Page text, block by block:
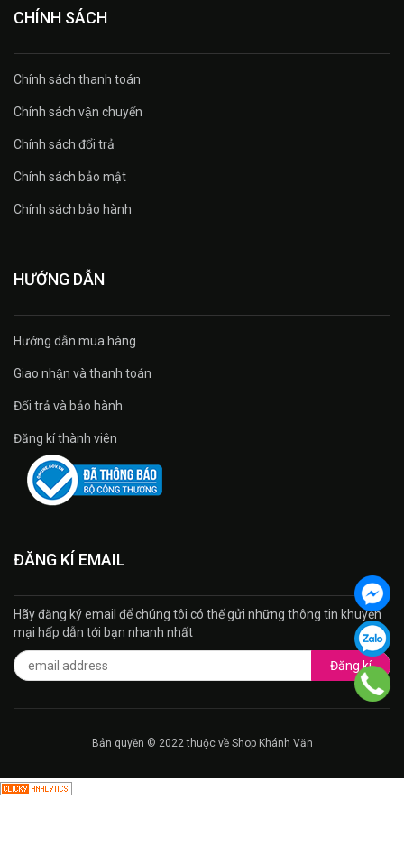
CHÍNH SÁCH
Chính sách thanh toán
Chính sách vận chuyển
Chính sách đổi trả
Chính sách bảo mật
Chính sách bảo hành
HƯỚNG DẪN
Hướng dẫn mua hàng
Giao nhận và thanh toán
Đổi trả và bảo hành
Đăng kí thành viên
ĐĂNG KÍ EMAIL
Hãy đăng ký email để chúng tôi có thế gửi những thông tin khuyến
mại hấp dẫn tới bạn nhanh nhất
Đăng kí
Bản quyền © 2022 thuộc về Shop Khánh Văn